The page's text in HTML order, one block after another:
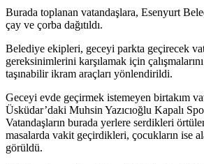
Burada toplanan vatandaşlara, Esenyurt
çay ve çorba dağıtıldı.
Belediye ekipleri, geceyi parkta geçirecek
gereksinimlerini karşılamak için
taşınabilir ikram araçları yönlendirildi.
Geceyi evde geçirmek istemeyen birtakım
Üsküdar’daki Muhsin Yazıcıoğlu Kapalı
Vatandaşların burada yerlere serdikleri
masalarda vakit geçirdikleri, çocukların ise
görüldü.